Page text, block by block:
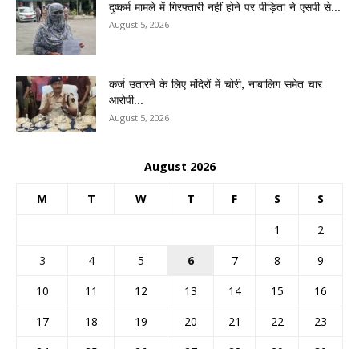
दुष्कर्म मामले में गिरफ्तारी नहीं होने पर पीड़िता ने एसपी से...
August 5, 2026
कर्ज उतारने के लिए मंदिरों में चोरी, नाबालिग समेत चार
आरोपी...
August 5, 2026
August 2026
M T W T F S S
1
2
3
4 5 6 7 8
9
10
11 12 13 14 15
16
17
18 19 20 21 22
23